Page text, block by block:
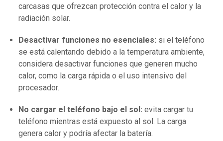
carcasas que ofrezcan protección contra el calor y la
radiación solar.
Desactivar funciones no esenciales: si el teléfono
se está calentando debido a la temperatura ambiente,
considera desactivar funciones que generen mucho
calor, como la carga rápida o el uso intensivo del
procesador.
No cargar el teléfono bajo el sol: evita cargar tu
teléfono mientras está expuesto al sol. La carga
genera calor y podría afectar la batería.